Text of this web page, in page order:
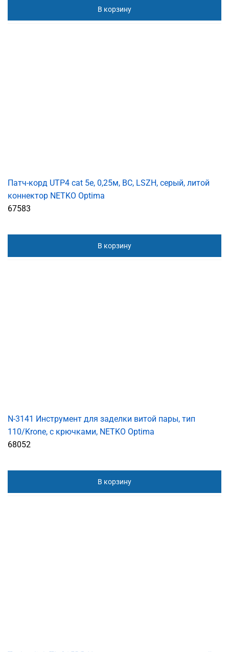
В корзину
Патч-корд UTP4 cat 5e, 0,25м, ВС, LSZH, серый, литой
коннектор NETKO Optima
67583
В корзину
N-3141 Инструмент для заделки витой пары, тип
110/Krone, с крючками, NETKO Optima
68052
В корзину